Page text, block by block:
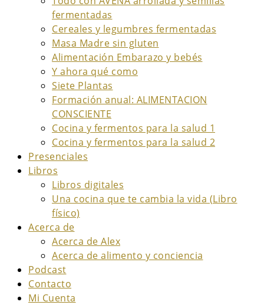
fermentadas
Cereales y legumbres fermentadas
Masa Madre sin gluten
Alimentación Embarazo y bebés
Y ahora qué como
Siete Plantas
Formación anual: ALIMENTACION
CONSCIENTE
Cocina y fermentos para la salud 1
Cocina y fermentos para la salud 2
Presenciales
Libros
Libros digitales
Una cocina que te cambia la vida (Libro
físico)
Acerca de
Acerca de Alex
Acerca de alimento y conciencia
Podcast
Contacto
Mi Cuenta